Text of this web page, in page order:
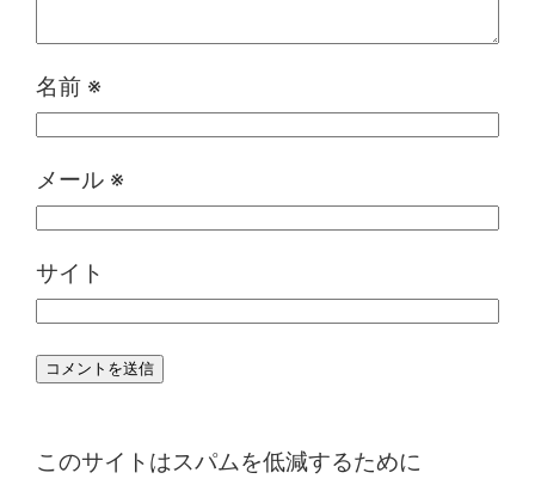
名前 ※
メール ※
サイト
このサイトはスパムを低減するために